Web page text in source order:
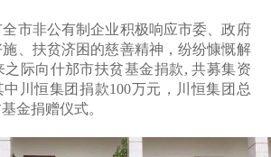
全市非公有制企业积极响应市委、政府
、扶贫济困的慈善精神，纷纷慷慨解
之际向什邡市扶贫基金捐款, 共募集资
中川恒集团捐款100万元，川恒集团总
金捐赠仪式。